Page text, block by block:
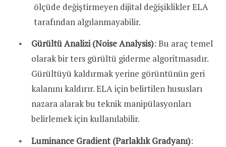
ölçüde değiştirmeyen dijital değişiklikler ELA
tarafından algılanmayabilir.
Gürültü Analizi (Noise Analysis): Bu araç temel
olarak bir ters gürültü giderme algoritmasıdır.
Gürültüyü kaldırmak yerine görüntünün geri
kalanını kaldırır. ELA için belirtilen hususları
nazara alarak bu teknik manipülasyonları
belirlemek için kullanılabilir.
Luminance Gradient (Parlaklık Gradyanı):